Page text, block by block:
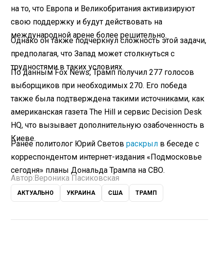
на то, что Европа и Великобритания активизируют
свою поддержку и будут действовать на
международной арене более решительно.
Однако он также подчеркнул сложность этой задачи,
предполагая, что Запад может столкнуться с
трудностями в таких условиях.
По данным Fox News, Трамп получил 277 голосов
выборщиков при необходимых 270. Его победа
также была подтверждена такими источниками, как
американская газета The Hill и сервис Decision Desk
HQ, что вызывает дополнительную озабоченность в
Киеве.
Ранее политолог Юрий Световраскрыл в беседе с
корреспондентом интернет-издания «Подмосковье
сегодня» планы Дональда Трампа на СВО.
Автор: Вероника Пасиковская
АКТУАЛЬНО УКРАИНА США ТРАМП